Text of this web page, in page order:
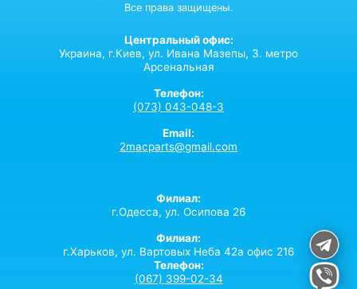
Все права защищены.
Центральный офис:
Украина, г.Киев, ул. Ивана Мазепы, 3. метро
Арсенальная
Телефон:
(073) 043-048-3
Email:
2macparts@gmail.com
Филиал:
г.Одесса, ул. Осипова 26
Филиал:
г.Харьков, ул. Вартовых Неба 42а офис 216
Телефон:
(067) 399-02-34